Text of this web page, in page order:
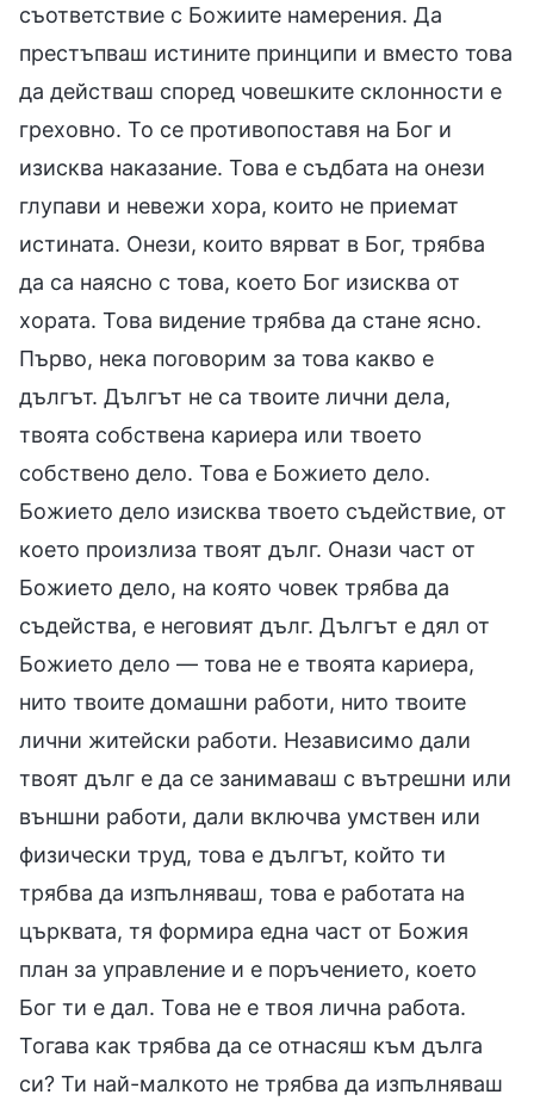
съответствие с Божиите намерения. Да
престъпваш истините принципи и вместо това
да действаш според човешките склонности е
греховно. То се противопоставя на Бог и
изисква наказание. Това е съдбата на онези
глупави и невежи хора, които не приемат
истината. Онези, които вярват в Бог, трябва
да са наясно с това, което Бог изисква от
хората. Това видение трябва да стане ясно.
Първо, нека поговорим за това какво е
дългът. Дългът не са твоите лични дела,
твоята собствена кариера или твоето
собствено дело. Това е Божието дело.
Божието дело изисква твоето съдействие, от
което произлиза твоят дълг. Онази част от
Божието дело, на която човек трябва да
съдейства, е неговият дълг. Дългът е дял от
Божието дело — това не е твоята кариера,
нито твоите домашни работи, нито твоите
лични житейски работи. Независимо дали
твоят дълг е да се занимаваш с вътрешни или
външни работи, дали включва умствен или
физически труд, това е дългът, който ти
трябва да изпълняваш, това е работата на
църквата, тя формира една част от Божия
план за управление и е поръчението, което
Бог ти е дал. Това не е твоя лична работа.
Тогава как трябва да се отнасяш към дълга
си? Ти най-малкото не трябва да изпълняваш